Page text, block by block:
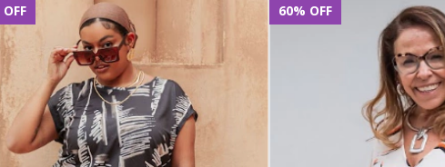
OFF 60% OFF